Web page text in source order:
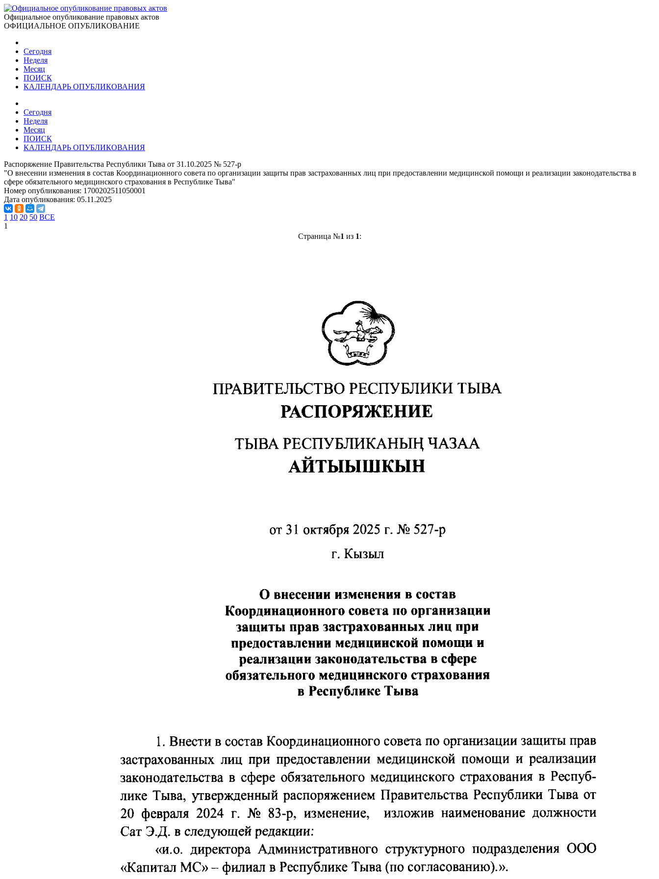
Официальное опубликование правовых актов
ОФИЦИАЛЬНОЕ ОПУБЛИКОВАНИЕ
Сегодня
Неделя
Месяц
ПОИСК
КАЛЕНДАРЬ ОПУБЛИКОВАНИЯ
Сегодня
Неделя
Месяц
ПОИСК
КАЛЕНДАРЬ ОПУБЛИКОВАНИЯ
Распоряжение Правительства Республики Тыва от 31.10.2025 № 527-р
"О внесении изменения в состав Координационного совета по организации защиты прав застрахованных лиц при предоставлении медицинской помощи и реализации законодательства в
сфере обязательного медицинского страхования в Республике Тыва"
Номер опубликования: 1700202511050001
Дата опубликования: 05.11.2025
1 10 20 50 ВСЕ
1
Страница №1 из 1: